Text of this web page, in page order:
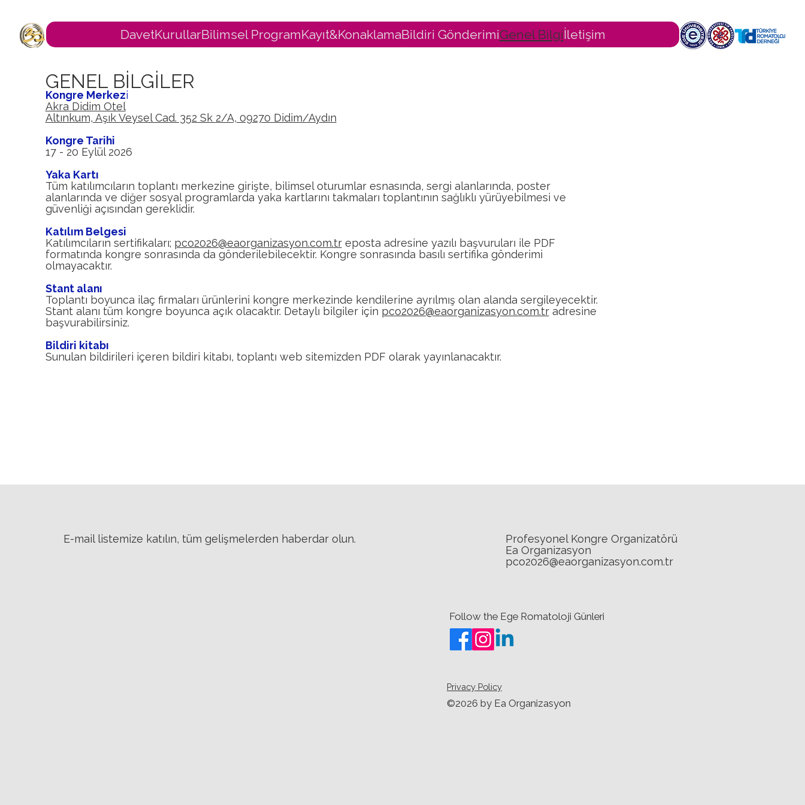
DavetKurullarBilimsel ProgramKayıt&KonaklamaBildiri GönderimiGenel Bilgiİletişim
Kongre Merkezi
Akra Didim Otel
Altınkum, Aşık Veysel Cad. 352 Sk 2/A, 09270 Didim/Aydın
Kongre Tarihi
17 - 20 Eylül 2026
Yaka Kartı
Tüm katılımcıların toplantı merkezine girişte, bilimsel oturumlar esnasında, sergi alanlarında, poster
alanlarında ve diğer sosyal programlarda yaka kartlarını takmaları toplantının sağlıklı yürüyebilmesi ve
güvenliği açısından gereklidir.
Katılım Belgesi
Katılımcıların sertifikaları; pco2026@eaorganizasyon.com.treposta adresine yazılı başvuruları ile PDF
formatında kongre sonrasında da gönderilebilecektir. Kongre sonrasında basılı sertifika gönderimi
olmayacaktır.​
Stant alanı
Toplantı boyunca ilaç firmaları ürünlerini kongre merkezinde kendilerine ayrılmış olan alanda sergileyecektir.
Stant alanı tüm kongre boyunca açık olacaktır. Detaylı bilgiler için pco2026@eaorganizasyon.com.tradresine
başvurabilirsiniz.
Bildiri kitabı
Sunulan bildirileri içeren bildiri kitabı, toplantı web sitemizden PDF olarak yayınlanacaktır.
GENEL BİLGİLER
E-mail listemize katılın, tüm gelişmelerden haberdar olun.
Profesyonel Kongre Organizatörü
Ea Organizasyon
pco2026@eaorganizasyon.com.tr
Follow the Ege Romatoloji Günleri
Privacy Policy
©2026 by Ea Organizasyon